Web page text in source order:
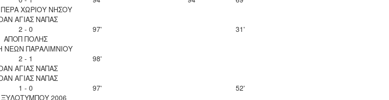
ΧΩΡΙΟΥ ΝΗΣΟΥ
ΑΓΙΑΣ ΝΑΠΑΣ
2 - 0
ΑΠΟΠ ΠΟΛΗΣ
97'
31'
ΝΕΩΝ ΠΑΡΑΛΙΜΝΙΟΥ
2 - 1
ΑΓΙΑΣ ΝΑΠΑΣ
98'
ΑΓΙΑΣ ΝΑΠΑΣ
1 - 0
2006
97'
52'